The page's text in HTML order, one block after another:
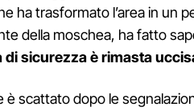
ha trasformato l’area in un
della moschea, ha fatto
di sicurezza è rimasta
è scattato dopo le